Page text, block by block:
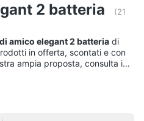
2 batteria
(21
amico elegant 2 batteria di
in offerta, scontati e con
ampia proposta, consulta i
online.